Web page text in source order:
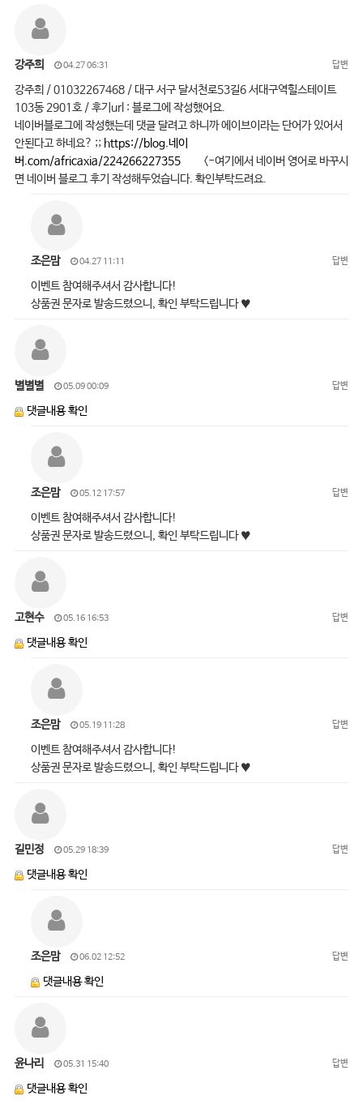
강주희 04.27 06:31 답변
강주희 / 01032267468 / 대구 서구 달서천로53길6 서대구역힐스테이트
103동 2901호 / 후기url : 블로그에 작성했어요.
네이버블로그에 작성했는데 댓글 달려고 하니까 에이브이라는 단어가 있어서
안된다고 하네요? ;; https://blog.네이
버.com/africaxia/224266227355<-여기에서 네이버 영어로 바꾸시
면 네이버 블로그 후기 작성해두었습니다. 확인부탁드려요.
조은맘 04.27 11:11 답변
이벤트 참여해주셔서 감사합니다!
상품권 문자로 발송드렸으니, 확인 부탁드립니다 ♥
별별별 05.09 00:09 답변
댓글내용 확인
조은맘 05.12 17:57 답변
이벤트 참여해주셔서 감사합니다!
상품권 문자로 발송드렸으니, 확인 부탁드립니다 ♥
고현수 05.16 16:53 답변
댓글내용 확인
조은맘 05.19 11:28 답변
이벤트 참여해주셔서 감사합니다!
상품권 문자로 발송드렸으니, 확인 부탁드립니다 ♥
길민정 05.29 18:39 답변
댓글내용 확인
조은맘 06.02 12:52 답변
댓글내용 확인
윤나리 05.31 15:40 답변
댓글내용 확인